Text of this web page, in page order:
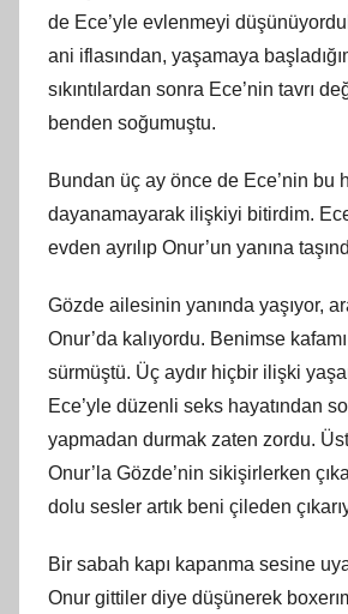
de Ece’yle evlenmeyi
ani iflasından, yaşamaya
sıkıntılardan sonra Ece’nin tavrı
benden soğumuştu.
Bundan üç ay önce de Ece’nin bu
dayanamayarak ilişkiyi bitirdim.
evden ayrılıp Onur’un yanına
Gözde ailesinin yanında yaşıyor,
Onur’da kalıyordu. Benimse
sürmüştü. Üç aydır hiçbir ilişki
Ece’yle düzenli seks hayatından
yapmadan durmak zaten zordu.
Onur’la Gözde’nin sikişirlerken
dolu sesler artık beni çileden
Bir sabah kapı kapanma sesine
Onur gittiler diye düşünerek